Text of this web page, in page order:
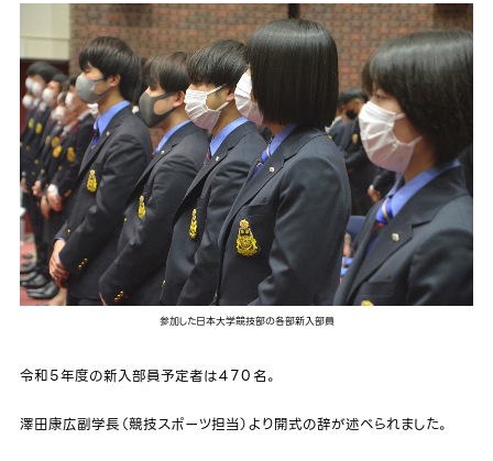
参加した日本大学競技部の各部新入部員
令和５年度の新入部員予定者は４７０名。
澤田康広副学長（競技スポーツ担当）より開式の辞が述べられました。